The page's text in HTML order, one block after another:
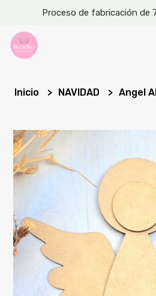
Proceso de fabricación de
Inicio NAVIDAD Angel